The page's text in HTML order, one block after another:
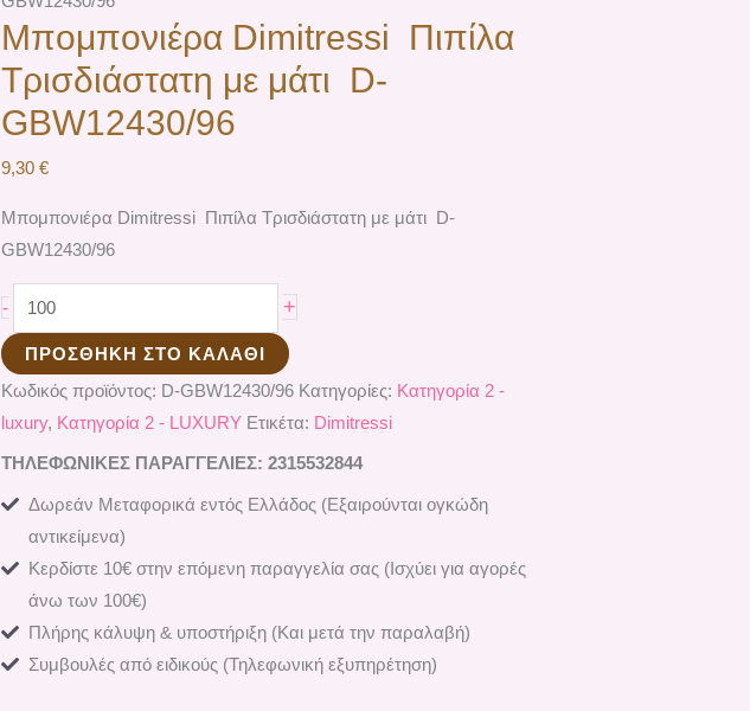
Μπομπονιέρα Dimitressi Πιπίλα
Τρισδιάστατη με μάτι D-
GBW12430/96
9,30 €
Μπομπονιέρα Dimitressi Πιπίλα Τρισδιάστατη με μάτι D-
GBW12430/96
- +
ΠΡΟΣΘΉΚΗ ΣΤΟ ΚΑΛΆΘΙ
Κωδικός προϊόντος: D-GBW12430/96 Κατηγορίες: Κατηγορία 2 -
luxury, Κατηγορία 2 - LUXURY Ετικέτα: Dimitressi
ΤΗΛΕΦΩΝΙΚΕΣ ΠΑΡΑΓΓΕΛΙΕΣ: 2315532844
Δωρεάν Μεταφορικά εντός Ελλάδος (Εξαιρούνται ογκώδη
αντικείμενα)
Κερδίστε 10€ στην επόμενη παραγγελία σας (Ισχύει για αγορές
άνω των 100€)
Πλήρης κάλυψη & υποστήριξη (Και μετά την παραλαβή)
Συμβουλές από ειδικούς (Τηλεφωνική εξυπηρέτηση)